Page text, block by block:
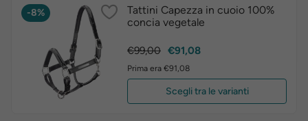
-8%
Tattini Capezza in cuoio 100%
concia vegetale
Prezzo
€99,00 Prezzo
€91,08
Prima era €91,08
Scegli tra le varianti